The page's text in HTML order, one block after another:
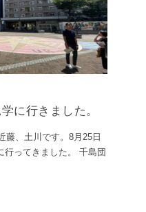
に行きました。
藤、土川です。8月25日
行ってきました。 千島団